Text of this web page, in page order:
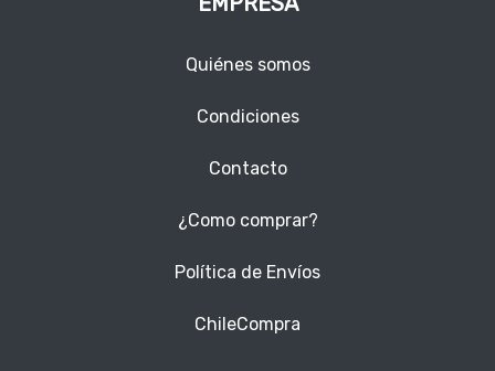
Quiénes somos
Condiciones
Contacto
¿Como comprar?
Política de Envíos
ChileCompra